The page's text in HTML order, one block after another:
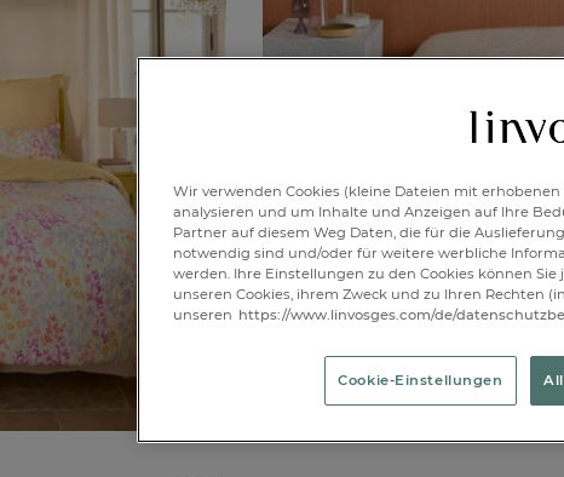
Wir verwenden Cookies (kleine Dateien mit
analysieren und um Inhalte und Anzeigen auf Ihre
Partner auf diesem Weg Daten, die für die
notwendig sind und/oder für weitere werbliche
werden. Ihre Einstellungen zu den Cookies können
unseren Cookies, ihrem Zweck und zu Ihren Rechten
unseren https://www.linvosges.com/de/
Cookie-Einstellungen